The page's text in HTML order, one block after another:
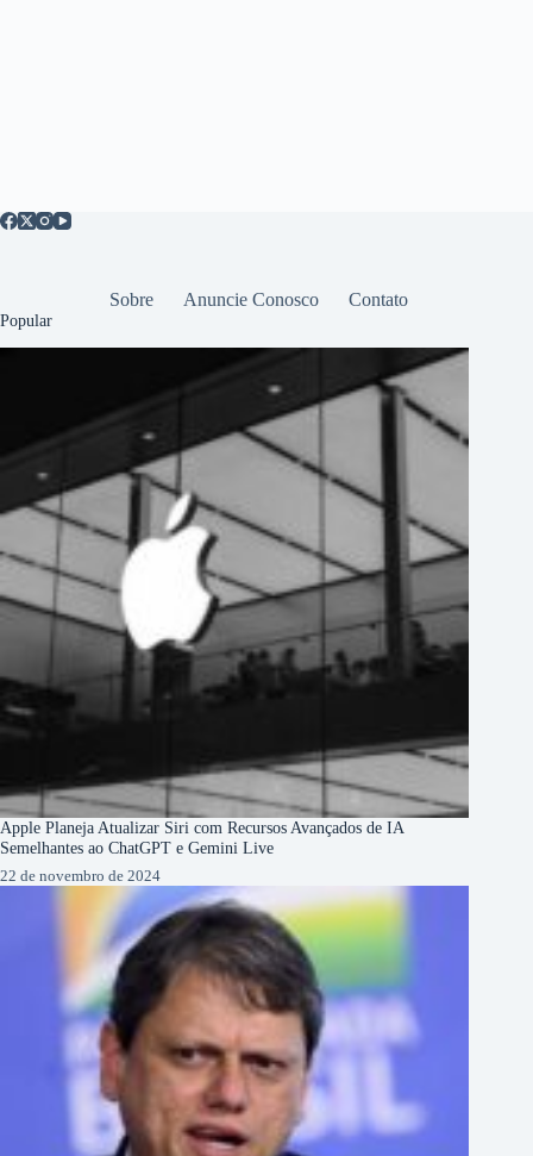
Sobre Anuncie Conosco Contato
Popular
Apple Planeja Atualizar Siri com Recursos Avançados de IA
Semelhantes ao ChatGPT e Gemini Live
22 de novembro de 2024